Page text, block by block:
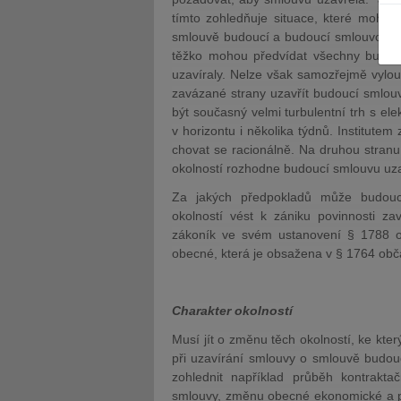
tímto zohledňuje situace, které
smlouvě budoucí a budoucí smlouvou
těžko mohou předvídat všechny
uzavíraly. Nelze však samozřejmě
zavázané strany uzavřít budoucí
být současný velmi turbulentní trh s
v horizontu i několika týdnů.
chovat se racionálně. Na druhou
okolností rozhodne budoucí smlouvu
Za jakých předpokladů může
okolností vést k zániku povinnosti
zákoník ve svém ustanovení § 1788
obecné, která je obsažena v § 1764
Charakter okolností
Musí jít o změnu těch okolností, ke
při uzavírání smlouvy o smlouvě
zohlednit například průběh
smlouvy, změnu obecné ekonomické
JUDr. Tomáš Nielsen
JUDr.
Kurzy